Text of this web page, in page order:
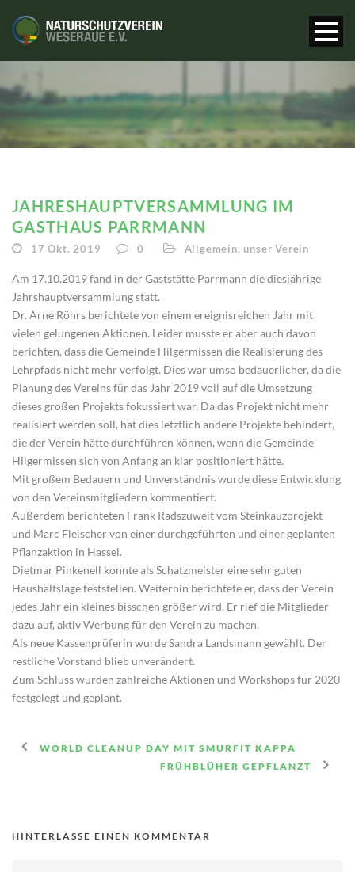
JAHRESHAUPTVERSAMMLUNG IM
GASTHAUS PARRMANN
17 Okt. 2019 0 Allgemein, unser Verein
Am 17.10.2019 fand in der Gaststätte Parrmann die diesjährige
Jahrshauptversammlung statt.
Dr. Arne Röhrs berichtete von einem ereignisreichen Jahr mit
vielen gelungenen Aktionen. Leider musste er aber auch davon
berichten, dass die Gemeinde Hilgermissen die Realisierung des
Lehrpfads nicht mehr verfolgt. Dies war umso bedauerlicher, da die
Planung des Vereins für das Jahr 2019 voll auf die Umsetzung
dieses großen Projekts fokussiert war. Da das Projekt nicht mehr
realisiert werden soll, hat dies letztlich andere Projekte behindert,
die der Verein hätte durchführen können, wenn die Gemeinde
Hilgermissen sich von Anfang an klar positioniert hätte.
Mit großem Bedauern und Unverständnis wurde diese Entwicklung
von den Vereinsmitgliedern kommentiert.
Außerdem berichteten Frank Radszuweit vom Steinkauzprojekt
und Marc Fleischer von einer durchgeführten und einer geplanten
Pflanzaktion in Hassel.
Dietmar Pinkenell konnte als Schatzmeister eine sehr guten
Haushaltslage feststellen. Weiterhin berichtete er, dass der Verein
jedes Jahr ein kleines bisschen größer wird. Er rief die Mitglieder
dazu auf, aktiv Werbung für den Verein zu machen.
Als neue Kassenprüferin wurde Sandra Landsmann gewählt. Der
restliche Vorstand blieb unverändert.
Zum Schluss wurden zahlreiche Aktionen und Workshops für 2020
festgelegt und geplant.
WORLD CLEANUP DAY MIT SMURFIT KAPPA
FRÜHBLÜHER GEPFLANZT
HINTERLASSE EINEN KOMMENTAR